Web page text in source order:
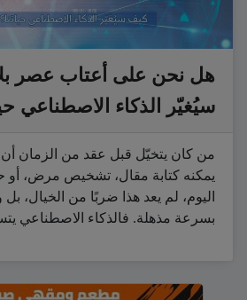
هل نحن على أعتاب عصر
سيُغيّر الذكاء الاصطناعي
من كان يتخيّل قبل عقد من الزمان أن
يمكنه كتابة مقال، تشخيص مرض، أو
اليوم، لم يعد هذا ضربًا من الخيال،
بسرعة مذهلة. فالذكاء الاصطناعي